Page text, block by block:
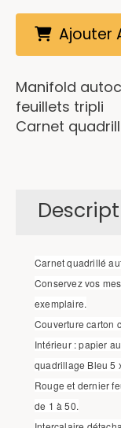
Ajouter
Manifold
feuillets tripli
Carnet
Carnet quadrillé
Conservez vos
exemplaire.
Couverture carton
Intérieur : papier
quadrillage Bleu 5
Rouge et dernier
de 1 à 50.